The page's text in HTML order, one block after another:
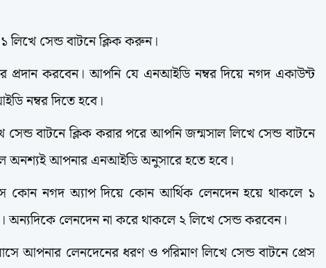
সেন্ড বাটনে ক্লিক করুন।
প্রদান করবেন। আপনি যে এনআইডি নম্বর দিয়ে নগদ একাউন্ট
নম্বর দিতে হবে।
সেন্ড বাটনে ক্লিক করার পরে আপনি জন্মসাল লিখে সেন্ড বাটনে
অনশ্যই আপনার এনআইডি অনুসারে হতে হবে।
কোন নগদ অ্যাপ দিয়ে কোন আর্থিক লেনদেন হয়ে থাকলে ১
অন্যদিকে লেনদেন না করে থাকলে ২ লিখে সেন্ড করবেন।
আপনার লেনদেনের ধরণ ও পরিমাণ লিখে সেন্ড বাটনে প্রেস